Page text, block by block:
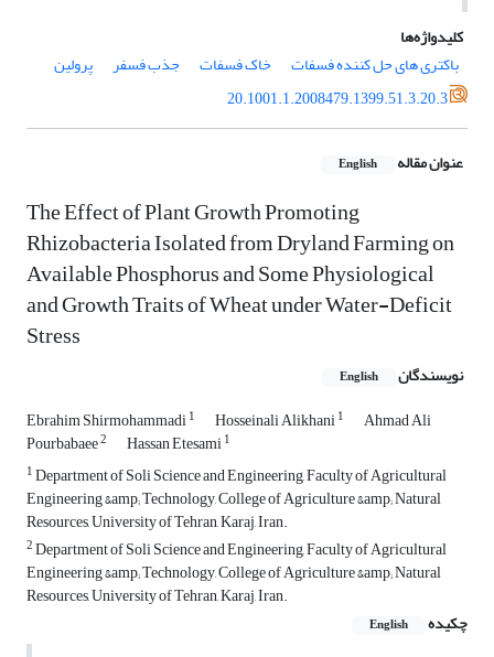
کلیدواژه‌ها
باکتری های حل کننده فسفات
خاک فسفات جذب فسفر
پرولین
20.1001.1.2008479.1399.51.3.20.3
عنوان مقاله English
The Effect of Plant Growth Promoting
Rhizobacteria Isolated from Dryland Farming on
Available Phosphorus and Some Physiological
and Growth Traits of Wheat under Water-Deficit
Stress
نویسندگان English
Ebrahim Shirmohammadi1 Hosseinali Alikhani1 Ahmad Ali
Pourbabaee2 Hassan Etesami1
1Department of Soli Science and Engineering, Faculty of Agricultural
Engineering &amp; Technology, College of Agriculture &amp; Natural
Resources, University of Tehran, Karaj, Iran.
2Department of Soli Science and Engineering, Faculty of Agricultural
Engineering &amp; Technology, College of Agriculture &amp; Natural
Resources, University of Tehran, Karaj, Iran.
چکیده
English